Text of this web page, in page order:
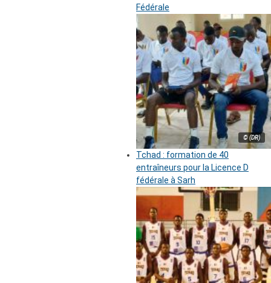
Fédérale
© (DR)
Tchad : formation de 40
entraîneurs pour la Licence D
fédérale à Sarh